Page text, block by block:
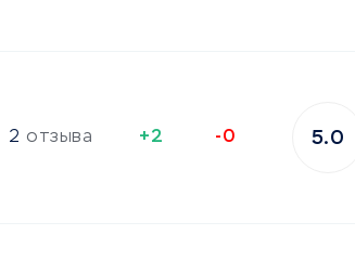
2 отзыва +2 -0 5.0